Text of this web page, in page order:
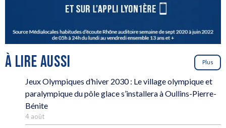
À LIRE AUSSI Plus
Jeux Olympiques d’hiver 2030 : Le village olympique et
paralympique du pôle glace s’installera à Oullins-Pierre-
Bénite
4 août